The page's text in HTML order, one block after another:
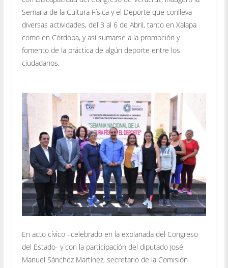
Semana de la Cultura Física y el Deporte que conlleva
diversas actividades, del 3 al 6 de Abril, tanto en Xalapa
como en Córdoba, y así sumarse a la promoción y
fomento de la práctica de algún deporte entre los
ciudadanos.
En acto cívico –celebrado en la explanada del Congreso
del Estado- y con la participación del diputado José
Manuel Sánchez Martínez, secretario de la Comisión